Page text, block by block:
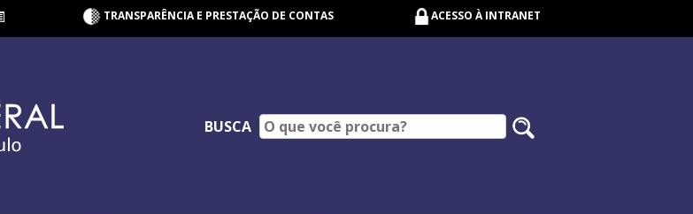
TRANSPARÊNCIA E PRESTAÇÃO DE CONTAS ACESSO À INTRANET
BUSCA